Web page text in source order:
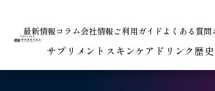
最新情報コラム会社情報 ご利用ガイド よくある質問
サプリメント スキンケア ドリンク 歴